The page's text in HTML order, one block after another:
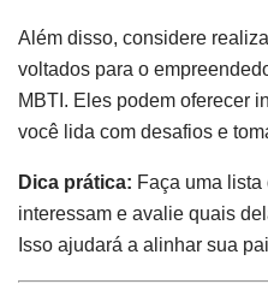
Além disso, considere
voltados para o
MBTI. Eles podem oferecer
você lida com desafios e
Dica prática: Faça uma
interessam e avalie quais
Isso ajudará a alinhar sua